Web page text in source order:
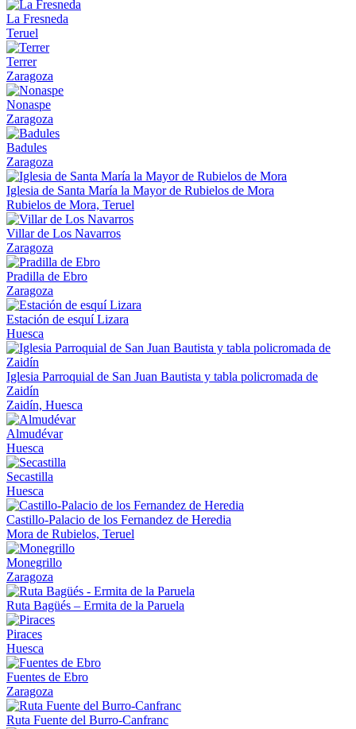
La Fresneda
Teruel
Terrer
Zaragoza
Nonaspe
Zaragoza
Badules
Zaragoza
Iglesia de Santa María la Mayor de Rubielos de Mora
Rubielos de Mora, Teruel
Villar de Los Navarros
Zaragoza
Pradilla de Ebro
Zaragoza
Estación de esquí Lizara
Huesca
Iglesia Parroquial de San Juan Bautista y tabla policromada de
Zaidín
Zaidín, Huesca
Almudévar
Huesca
Secastilla
Huesca
Castillo-Palacio de los Fernandez de Heredia
Mora de Rubielos, Teruel
Monegrillo
Zaragoza
Ruta Bagüés – Ermita de la Paruela
Piraces
Huesca
Fuentes de Ebro
Zaragoza
Ruta Fuente del Burro-Canfranc